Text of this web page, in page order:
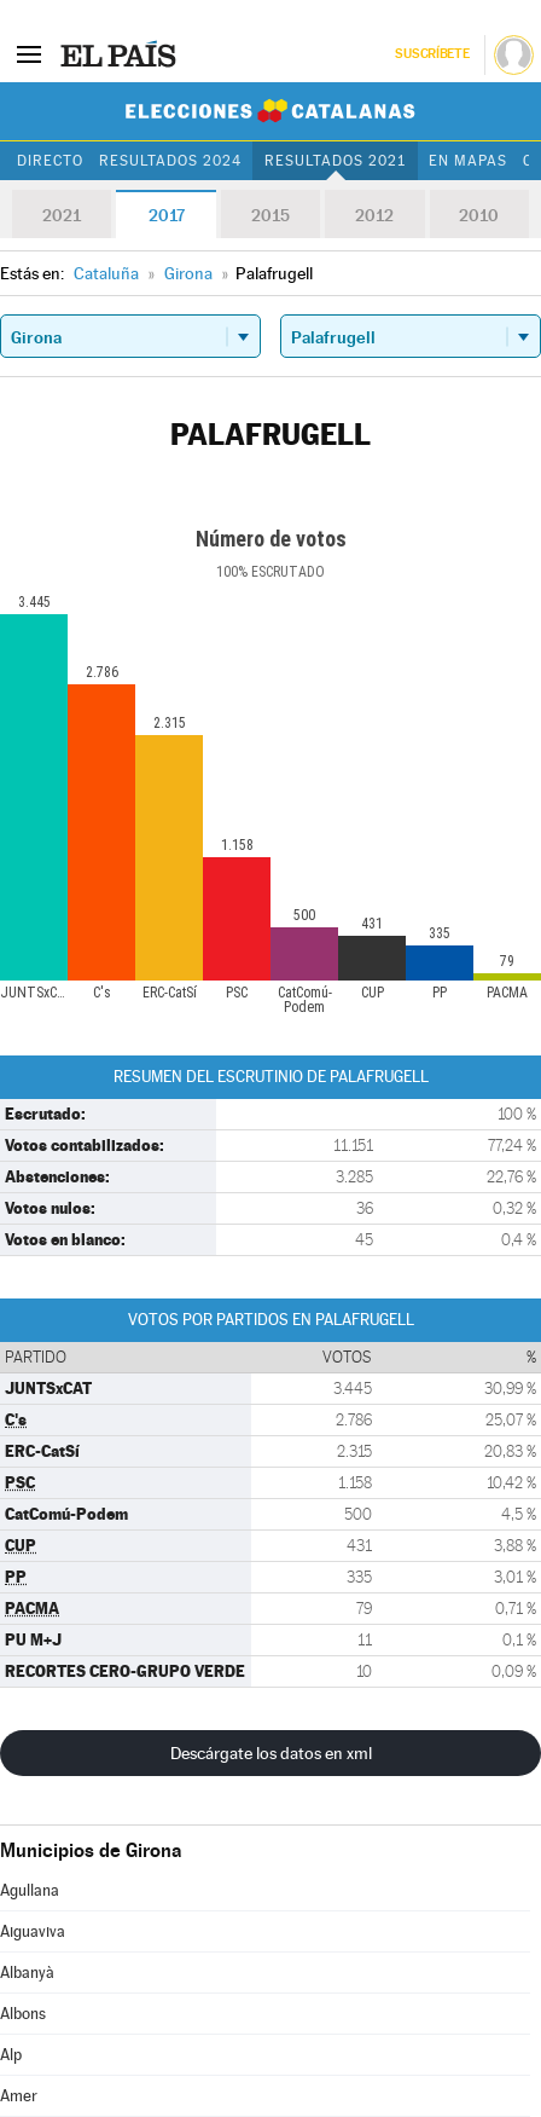
SUSCRÍBETE
DIRECTO RESULTADOS 2024 RESULTADOS 2021 EN MAPAS
2021 2017 2015 2012 2010
Estás en: Cataluña » Girona » Palafrugell
PALAFRUGELL
Número de votos
100% ESCRUTADO
JUNTSxCAT C's ERC-CatSí PSC
CatComú-
Podem
CUP PP PACMA
3.445
2.786
2.315
1.158
500 431
335
79
RESUMEN DEL ESCRUTINIO DE PALAFRUGELL
Escrutado: 100 %
Votos contabilizados: 11.151 77,24 %
Abstenciones: 3.285 22,76 %
Votos nulos: 36 0,32 %
Votos en blanco: 45 0,4 %
VOTOS POR PARTIDOS EN PALAFRUGELL
PARTIDO VOTOS %
JUNTSxCAT 3.445 30,99 %
C's 2.786 25,07 %
ERC-CatSí 2.315 20,83 %
PSC 1.158 10,42 %
CatComú-Podem 500 4,5 %
CUP 431 3,88 %
PP 335 3,01 %
PACMA 79 0,71 %
PU M+J 11 0,1 %
RECORTES CERO-GRUPO VERDE 10 0,09 %
Descárgate los datos en xml
Municipios de Girona
Agullana
Aiguaviva
Albanyà
Albons
Alp
Amer